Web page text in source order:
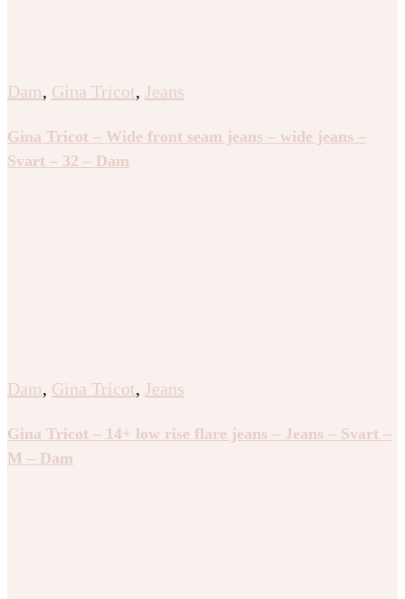
Dam, Gina Tricot, Jeans
Gina Tricot – Wide front seam jeans – wide jeans –
Svart – 32 – Dam
Dam, Gina Tricot, Jeans
Gina Tricot – 14+ low rise flare jeans – Jeans – Svart –
M – Dam